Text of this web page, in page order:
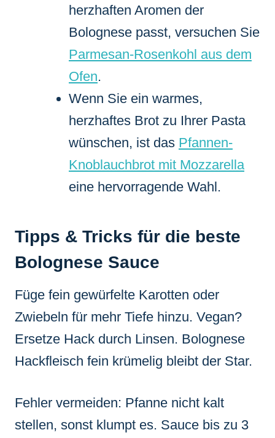
herzhaften Aromen der
Bolognese passt, versuchen Sie
Parmesan-Rosenkohl aus dem
Ofen.
Wenn Sie ein warmes,
herzhaftes Brot zu Ihrer Pasta
wünschen, ist das Pfannen-
Knoblauchbrot mit Mozzarella
eine hervorragende Wahl.
Tipps & Tricks für die beste
Bolognese Sauce
Füge fein gewürfelte Karotten oder
Zwiebeln für mehr Tiefe hinzu. Vegan?
Ersetze Hack durch Linsen. Bolognese
Hackfleisch fein krümelig bleibt der Star.
Fehler vermeiden: Pfanne nicht kalt
stellen, sonst klumpt es. Sauce bis zu 3